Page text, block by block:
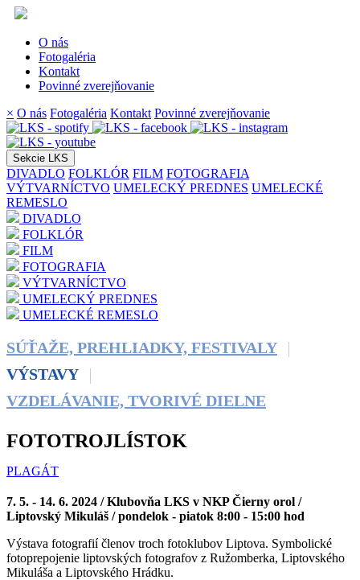
O nás
Fotogaléria
Kontakt
Povinné zverejňovanie
× O nás Fotogaléria Kontakt Povinné zverejňovanie
Sekcie LKS
DIVADLO FOLKLÓR FILM FOTOGRAFIA
VÝTVARNÍCTVO UMELECKÝ PREDNES UMELECKÉ
REMESLO
DIVADLO
FOLKLÓR
FILM
FOTOGRAFIA
VÝTVARNÍCTVO
UMELECKÝ PREDNES
UMELECKÉ REMESLO
SÚŤAŽE, PREHLIADKY, FESTIVALY
VÝSTAVY
VZDELÁVANIE, TVORIVÉ DIELNE
FOTOTROJLÍSTOK
PLAGÁT
7. 5. - 14. 6. 2024 / Klubovňa LKS v NKP Čierny orol /
Liptovský Mikuláš / pondelok - piatok 8:00 - 15:00 hod
Výstava fotografií členov troch fotoklubov Liptova. Symbolické
fotoprepojenie liptovských fotografov z Ružomberka, Liptovského
Mikuláša a Liptovského Hrádku.